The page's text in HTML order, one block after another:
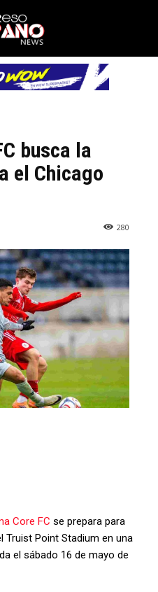
busca la
el Chicago
280
Core FC se prepara para
Truist Point Stadium en una
el sábado 16 de mayo de